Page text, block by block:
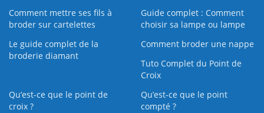
Comment mettre ses fils à
broder sur cartelettes
Guide complet : Comment
choisir sa lampe ou lampe
Le guide complet de la
broderie diamant
Comment broder une nappe
Tuto Complet du Point de
Croix
Qu’est-ce que le point de
croix ?
Qu’est-ce que le point
compté ?